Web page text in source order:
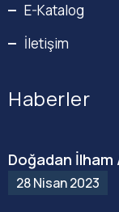
E-Katalog
İletişim
Haberler
Doğadan İlham
28 Nisan 2023